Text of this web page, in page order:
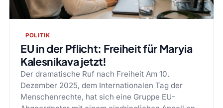
POLITIK
EU in der Pflicht: Freiheit für Maryia
Kalesnikava jetzt!
Der dramatische Ruf nach Freiheit Am 10.
Dezember 2025, dem Internationalen Tag der
Menschenrechte, hat sich eine Gruppe EU-